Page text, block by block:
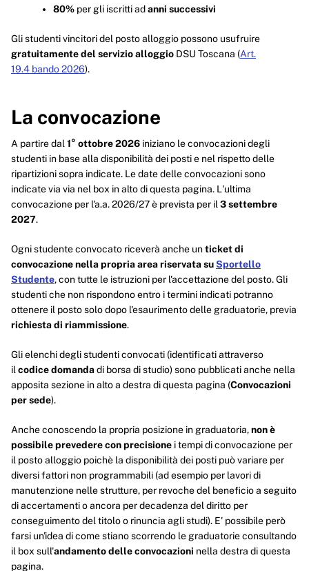
80% per gli iscritti adanni successivi
Gli studenti vincitori del posto alloggio possono usufruire
gratuitamente del servizio alloggio DSU Toscana (Art.
19.4 bando 2026).
La convocazione
A partire dal 1° ottobre 2026 iniziano le convocazioni degli
studenti in base alla disponibilità dei posti e nel rispetto delle
ripartizioni sopra indicate. Le date delle convocazioni sono
indicate via via nel box in alto di questa pagina. L'ultima
convocazione per l'a.a. 2026/27 è prevista per il 3 settembre
2027.
Ogni studente convocato riceverà anche unticket di
convocazione nella propria area riservata suSportello
Studente,con tutte le istruzioni per l'accettazione del posto. Gli
studenti che non rispondono entro i termini indicati potranno
ottenere il posto solo dopo l'esaurimento delle graduatorie, previa
richiesta di riammissione.
Gli elenchi degli studenti convocati (identificati attraverso
il codice domandadi borsa di studio) sono pubblicati anche nella
apposita sezione in alto a destra di questa pagina (Convocazioni
per sede).
Anche conoscendo la propria posizione in graduatoria,non è
possibile prevedere con precisione i tempi di convocazione per
il posto alloggio poichè la disponibilità dei posti può variare per
diversi fattori non programmabili (ad esempio per lavori di
manutenzione nelle strutture, per revoche del beneficio a seguito
di accertamenti o ancora per decadenza del diritto per
conseguimento del titolo o rinuncia agli studi). E' possibile però
farsi un'idea di come stiano scorrendo le graduatorie consultando
il box sull'andamento delle convocazioni nella destra di questa
pagina.